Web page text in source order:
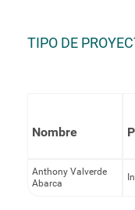
TIPO DE
Nombre
Anthony Valverde
Abarca